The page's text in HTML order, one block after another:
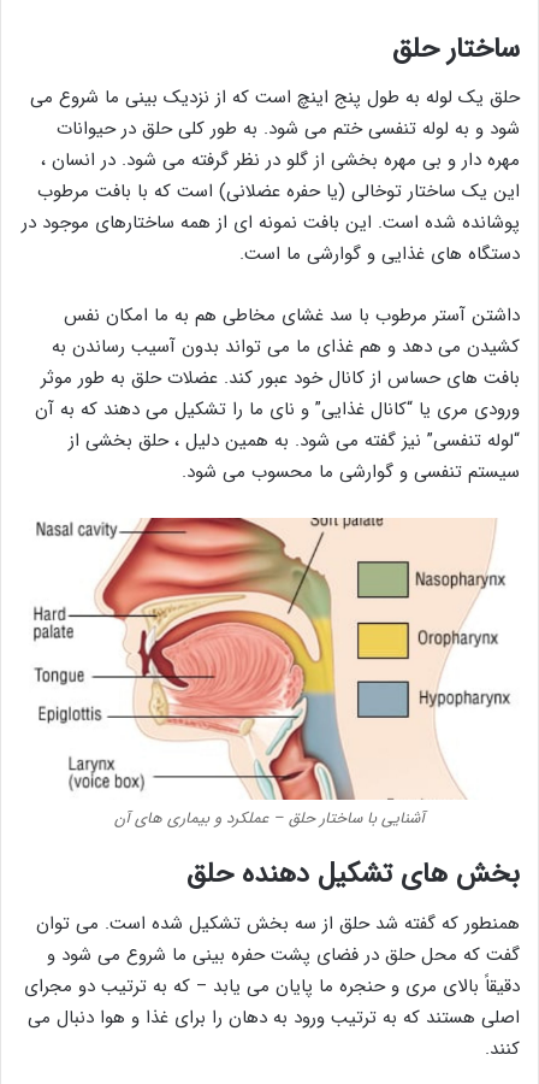
ساختار حلق
حلق یک لوله به طول پنج اینچ است که از نزدیک بینی ما شروع می
شود و به لوله تنفسی ختم می شود. به طور کلی حلق در حیوانات
مهره دار و بی مهره بخشی از گلو در نظر گرفته می شود. در انسان ،
این یک ساختار توخالی (یا حفره عضلانی) است که با بافت مرطوب
پوشانده شده است. این بافت نمونه ای از همه ساختارهای موجود در
دستگاه های غذایی و گوارشی ما است.
داشتن آستر مرطوب با سد غشای مخاطی هم به ما امکان نفس
کشیدن می دهد و هم غذای ما می تواند بدون آسیب رساندن به
بافت های حساس از کانال خود عبور کند. عضلات حلق به طور موثر
ورودی مری یا “کانال غذایی” و نای ما را تشکیل می دهند که به آن
“لوله تنفسی” نیز گفته می شود. به همین دلیل ، حلق بخشی از
سیستم تنفسی و گوارشی ما محسوب می شود.
آشنایی با ساختار حلق – عملکرد و بیماری های آن
بخش های تشکیل دهنده حلق
همنطور که گفته شد حلق از سه بخش تشکیل شده است. می توان
گفت که محل حلق در فضای پشت حفره بینی ما شروع می شود و
دقیقاً بالای مری و حنجره ما پایان می یابد – که به ترتیب دو مجرای
اصلی هستند که به ترتیب ورود به دهان را برای غذا و هوا دنبال می
کنند.